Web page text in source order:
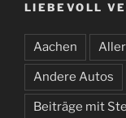
LIEBEVOLL
Aachen
Andere Autos
Beiträge mit